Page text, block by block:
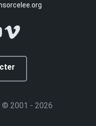
Vimeo
© 2001 - 2026